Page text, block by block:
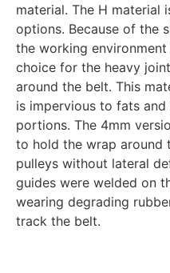
material. The H material
options. Because of the
the working
choice for the heavy
around the belt. This
is impervious to fats
portions. The 4mm
to hold the wrap around
pulleys without lateral
guides were welded on
wearing degrading
track the belt.